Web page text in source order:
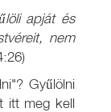
apját és
nem
Gyűlölni
itt meg kell